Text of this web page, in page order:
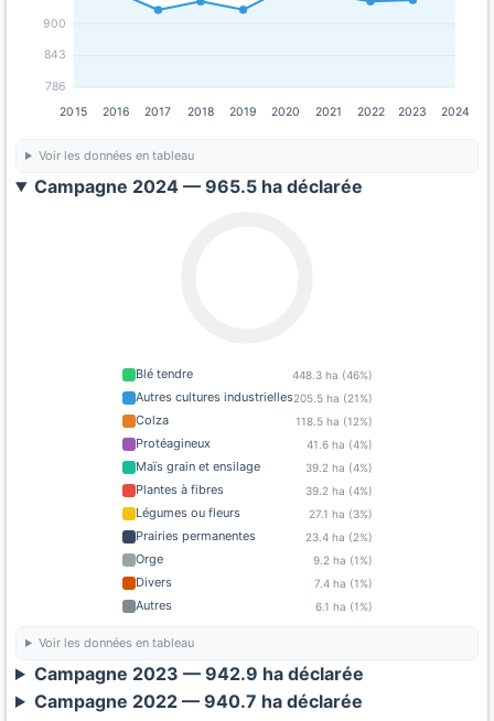
786
843
900
2015 2016 2017 2018 2019 2020 2021 2022 2023 2024
Voir les données en tableau
Campagne 2024 — 965.5 ha déclarée
Blé tendre 448.3 ha (46%)
Autres cultures industrielles205.5 ha (21%)
Colza 118.5 ha (12%)
Protéagineux 41.6 ha (4%)
Maïs grain et ensilage 39.2 ha (4%)
Plantes à fibres 39.2 ha (4%)
Légumes ou fleurs 27.1 ha (3%)
Prairies permanentes 23.4 ha (2%)
Orge 9.2 ha (1%)
Divers 7.4 ha (1%)
Autres 6.1 ha (1%)
Voir les données en tableau
Campagne 2023 — 942.9 ha déclarée
Campagne 2022 — 940.7 ha déclarée